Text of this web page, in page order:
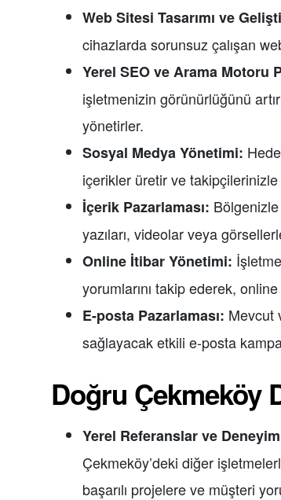
Web Sitesi Tasarımı ve
cihazlarda sorunsuz çalışan
Yerel SEO ve Arama Motoru
işletmenizin görünürlüğünü
yönetirler.
Sosyal Medya Yönetimi:
içerikler üretir ve
İçerik Pazarlaması:
yazıları, videolar veya
Online İtibar Yönetimi:
yorumlarını takip ederek,
E-posta Pazarlaması: Mevcut
sağlayacak etkili e-posta
Doğru Çekmeköy
Yerel Referanslar ve
Çekmeköy’deki diğer
başarılı projelere ve müşteri